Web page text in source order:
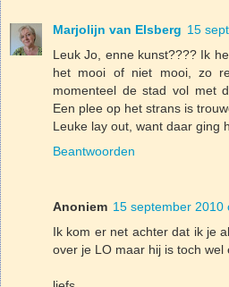
Marjolijn van Elsberg 15
Leuk Jo, enne kunst???? Ik
het mooi of niet mooi, zo
momenteel de stad vol met
Een plee op het strans is
Leuke lay out, want daar ging
Beantwoorden
Anoniem 15 september 2010
Ik kom er net achter dat ik je
over je LO maar hij is toch wel